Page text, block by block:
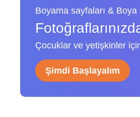
Boyama sayfaları & Boya
Çocuklar ve yetişkinler
Şimdi Başlayalım